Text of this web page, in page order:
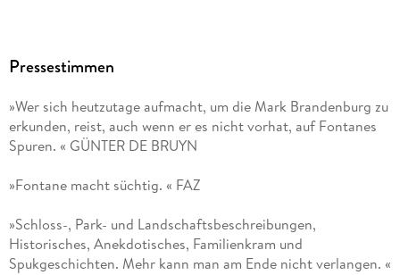
Pressestimmen
»Wer sich heutzutage aufmacht, um die Mark Brandenburg zu
erkunden, reist, auch wenn er es nicht vorhat, auf Fontanes
Spuren. « GÜNTER DE BRUYN
»Fontane macht süchtig. « FAZ
»Schloss-, Park- und Landschaftsbeschreibungen,
Historisches, Anekdotisches, Familienkram und
Spukgeschichten. Mehr kann man am Ende nicht verlangen. «